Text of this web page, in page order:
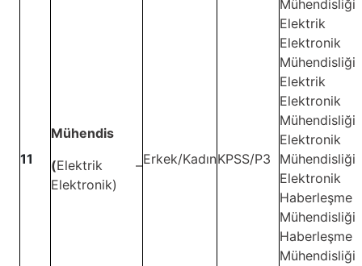
11
Mühendis
(Elektrik –
Elektronik)
Erkek/KadınKPSS/P3
Mühendisliği,
Elektrik
Elektronik
Mühendisliği,
Elektrik
Elektronik
Mühendisliği,
Elektronik
Mühendisliği,
Haberleşme
Mühendisliği,
Haberleşme
Mühendisliği